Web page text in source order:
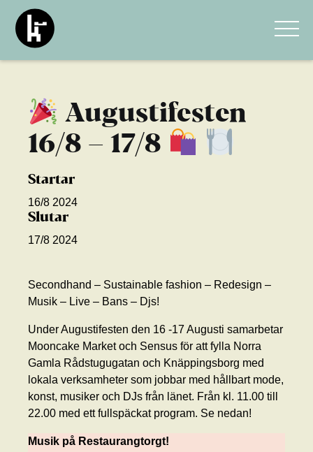
Augustifesten
16/8 – 17/8
Startar
16/8 2024
Slutar
17/8 2024
Secondhand – Sustainable fashion – Redesign –
Musik – Live – Bans – Djs!
Under Augustifesten den 16 -17 Augusti samarbetar
Mooncake Market och Sensus för att fylla Norra
Gamla Rådstugugatan och Knäppingsborg med
lokala verksamheter som jobbar med hållbart mode,
konst, musiker och DJs från länet. Från kl. 11.00 till
22.00 med ett fullspäckat program. Se nedan!
Musik på Restaurangtorgt!